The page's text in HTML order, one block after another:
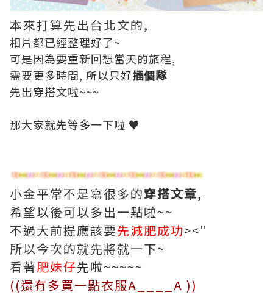
本來打算先出台北文的,
相片都已經整理好了~
可是因為要重新回想當天的旅程,
需要更多時間, 所以只好插個隊
先出穿搭文啦~~~
那大家就先等多一下啦 ♥
小金平常不是寫很多的穿搭文章,
希望以後可以多出一點啦~~
不過大前提應該要先減肥成功><"
所以今次的就先將就一下~
看著肥妹仔先啦~~~~~
((還有多買一點衣服A____A ))